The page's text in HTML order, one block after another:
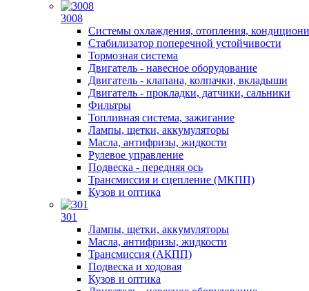
3008
Системы охлаждения, отопления,
Стабилизатор поперечной устойчивости
Тормозная система
Двигатель - навесное оборудование
Двигатель - клапана, колпачки, вкладыши
Двигатель - прокладки, датчики, сальники
Фильтры
Топливная система, зажигание
Лампы, щетки, аккумуляторы
Масла, антифризы, жидкости
Рулевое управление
Подвеска - передняя ось
Трансмиссия и сцепление (МКПП)
Кузов и оптика
301
Лампы, щетки, аккумуляторы
Масла, антифризы, жидкости
Трансмиссия (АКПП)
Подвеска и ходовая
Кузов и оптика